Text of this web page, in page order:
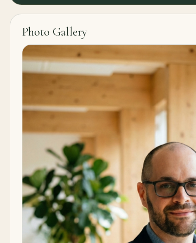
Photo Gallery